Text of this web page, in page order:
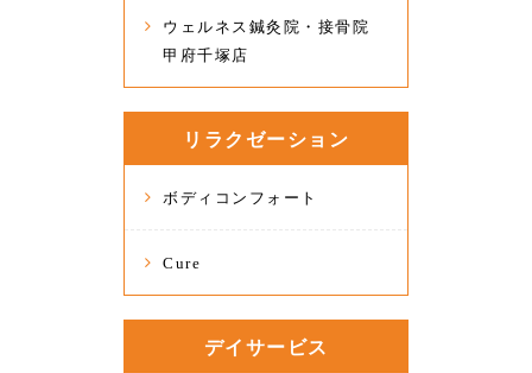
ウェルネス鍼灸院・接骨院
甲府千塚店
リラクゼーション
ボディコンフォート
Cure
デイサービス